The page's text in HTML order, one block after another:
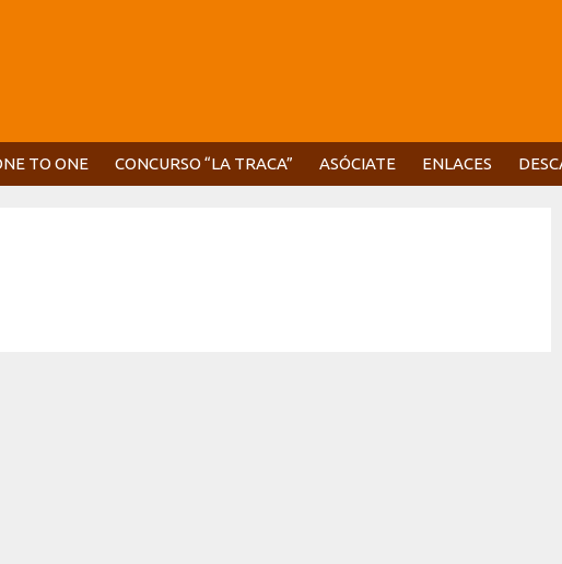
TO ONE CONCURSO “LA TRACA” ASÓCIATE ENLACES